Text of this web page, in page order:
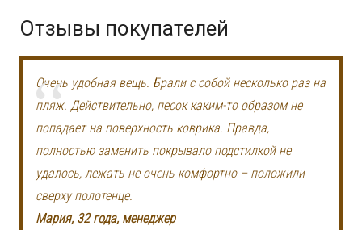
Отзывы покупателей
Очень удобная вещь. Брали с собой несколько раз на
пляж. Действительно, песок каким-то образом не
попадает на поверхность коврика. Правда,
полностью заменить покрывало подстилкой не
удалось, лежать не очень комфортно – положили
сверху полотенце.
Мария, 32 года, менеджер